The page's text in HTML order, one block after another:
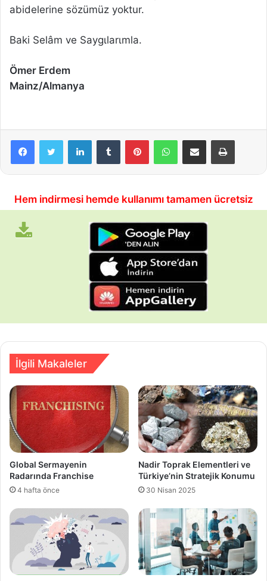
abidelerine sözümüz yoktur.
Baki Selâm ve Saygιlarιmla.
Ömer Erdem
Mainz/Almanya
LinkedInTumblrPinterestWhatsAppE-Posta ile paylaşYazdır
Hem indirmesi hemde kullanımı tamamen ücretsiz
İlgili Makaleler
Global Sermayenin
Radarında Franchise
4 hafta önce
Nadir Toprak Elementleri ve
Türkiye’nin Stratejik Konumu
30 Nisan 2025